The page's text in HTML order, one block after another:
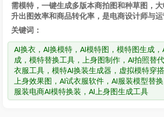
需模特，一键生成多版本商拍图和种草图，
升出图效率和商品转化率，是电商设计师与运
关键词：
AI换衣，AI换模特，AI模特图，模特图生成
成，模特替换工具，上身图制作，AI拍照替
衣服工具，模特AI换装生成器，虚拟模特穿
上身效果图，AI试衣服软件，AI服装模型替
服装电商AI模特换装，AI上身图生成工具